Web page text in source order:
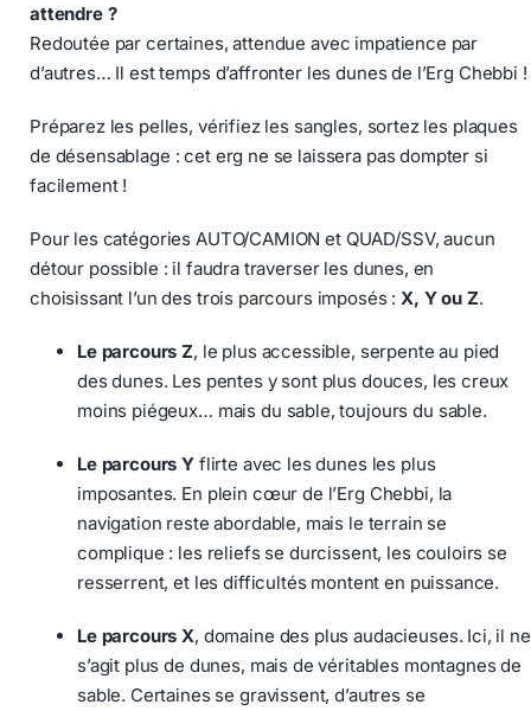
attendre ?
Redoutée par certaines, attendue avec impatience par
d’autres… Il est temps d’affronter les dunes de l’Erg Chebbi !
Préparez les pelles, vérifiez les sangles, sortez les plaques
de désensablage : cet erg ne se laissera pas dompter si
facilement !
Pour les catégories AUTO/CAMION et QUAD/SSV, aucun
détour possible : il faudra traverser les dunes, en
choisissant l’un des trois parcours imposés : X, Y ou Z.
Le parcours Z, le plus accessible, serpente au pied
des dunes. Les pentes y sont plus douces, les creux
moins piégeux… mais du sable, toujours du sable.
Le parcours Y flirte avec les dunes les plus
imposantes. En plein cœur de l’Erg Chebbi, la
navigation reste abordable, mais le terrain se
complique : les reliefs se durcissent, les couloirs se
resserrent, et les difficultés montent en puissance.
Le parcours X, domaine des plus audacieuses. Ici, il ne
s’agit plus de dunes, mais de véritables montagnes de
sable. Certaines se gravissent, d’autres se